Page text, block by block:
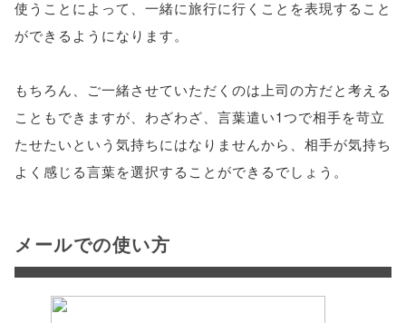
使うことによって、一緒に旅行に行くことを表現すること
ができるようになります。
もちろん、ご一緒させていただくのは上司の方だと考える
こともできますが、わざわざ、言葉遣い1つで相手を苛立
たせたいという気持ちにはなりませんから、相手が気持ち
よく感じる言葉を選択することができるでしょう。
メールでの使い方